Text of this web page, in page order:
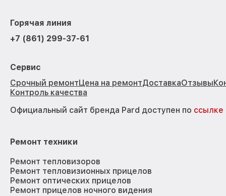
Горячая линия
+7 (861) 299-37-61
Сервис
Срочный ремонтЦена на ремонтДоставкаОтзывы
Контроль качества
Официальный сайт бренда Pard доступен по ссылке
Ремонт техники
Ремонт тепловизоров
Ремонт тепловизионных прицелов
Ремонт оптических прицелов
Ремонт прицелов ночного видения